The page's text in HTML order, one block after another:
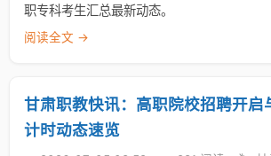
职专科考生汇总最新动态。
阅读全文 →
甘肃职教快讯：高职院校招聘开启
计时动态速览